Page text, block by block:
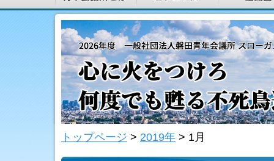
トップページ > 2019年 > 1月